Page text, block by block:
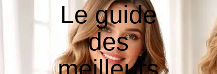
Le guide
des